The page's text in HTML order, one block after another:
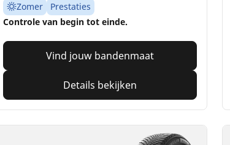
Zomer
Prestaties
Controle van begin tot einde.
Vind jouw bandenmaat
Details bekijken